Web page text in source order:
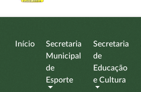
Início
Secretaria
Municipal
de
Esporte
Secretaria
de
Educação
e Cultura